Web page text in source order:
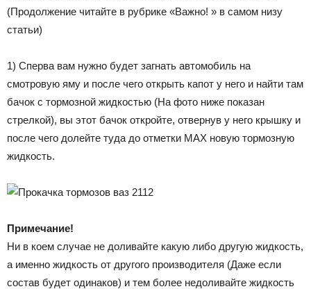
(Продолжение читайте в рубрике «Важно! » в самом низу
статьи)
1) Сперва вам нужно будет загнать автомобиль на
смотровую яму и после чего открыть капот у него и найти там
бачок с тормозной жидкостью (На фото ниже показан
стрелкой), вы этот бачок откройте, отвернув у него крышку и
после чего долейте туда до отметки MAX новую тормозную
жидкость.
Примечание!
Ни в коем случае не доливайте какую либо другую жидкость,
а именно жидкость от другого производителя (Даже если
состав будет одинаков) и тем более недоливайте жидкость